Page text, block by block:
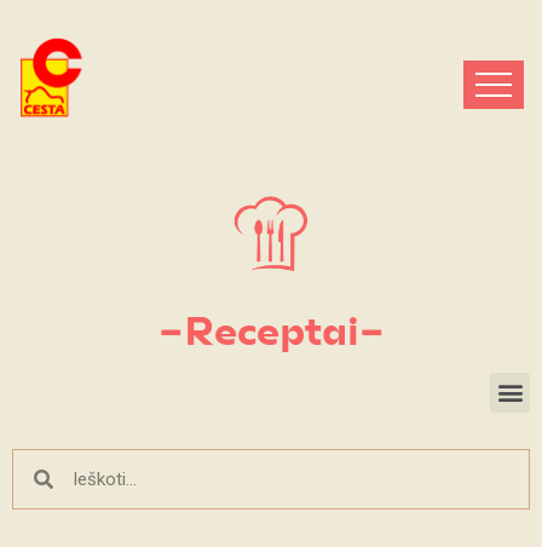
–Receptai–